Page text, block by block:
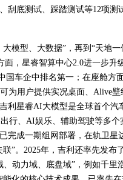
刮底测试、踩踏测试等12项测
模型、大数据”，再到“天地
，星睿智算中心2.0进一步升
国车企中排名第一；在座舱方
为用户提供实况桌面、Alive
利星睿AI大模型是全球首个
行、AI娱乐、辅助驾驶等多
完成一期组网部署，在轨卫星
”。2025年，吉利还率先发
动力域、底盘域”，例如千里